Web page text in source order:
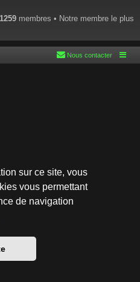
sur ce site, vous
vous permettant
de navigation
membres • Notre membre le plus
Nous contacter
Software © phpBB Limited
officielle